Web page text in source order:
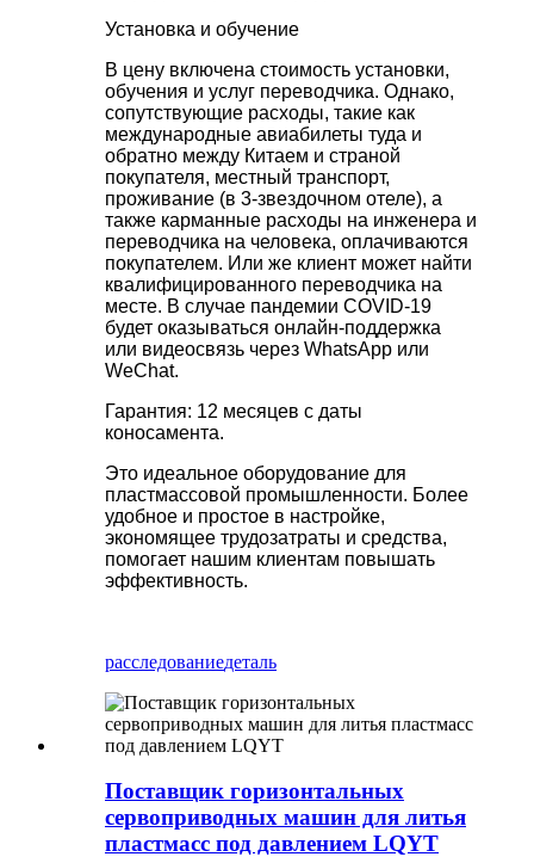
Установка и обучение
В цену включена стоимость установки,
обучения и услуг переводчика. Однако,
сопутствующие расходы, такие как
международные авиабилеты туда и
обратно между Китаем и страной
покупателя, местный транспорт,
проживание (в 3-звездочном отеле), а
также карманные расходы на инженера и
переводчика на человека, оплачиваются
покупателем. Или же клиент может найти
квалифицированного переводчика на
месте. В случае пандемии COVID-19
будет оказываться онлайн-поддержка
или видеосвязь через WhatsApp или
WeChat.
Гарантия: 12 месяцев с даты
коносамента.
Это идеальное оборудование для
пластмассовой промышленности. Более
удобное и простое в настройке,
экономящее трудозатраты и средства,
помогает нашим клиентам повышать
эффективность.
расследованиедеталь
Поставщик горизонтальных
сервоприводных машин для литья
пластмасс под давлением LQYT